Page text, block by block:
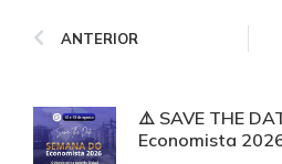
ANTERIOR
⚠️ SAVE THE
Economista